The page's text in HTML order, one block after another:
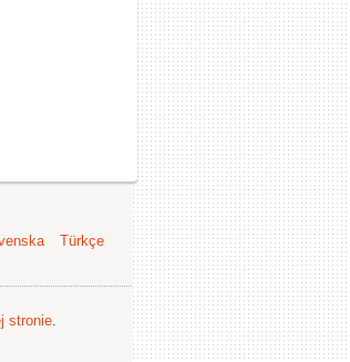
Türkçe
stronie.